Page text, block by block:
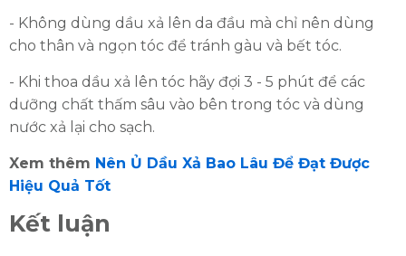
- Không dùng dầu xả lên da đầu mà chỉ nên dùng
cho thân và ngọn tóc để tránh gàu và bết tóc.
- Khi thoa dầu xả lên tóc hãy đợi 3 - 5 phút để các
dưỡng chất thấm sâu vào bên trong tóc và dùng
nước xả lại cho sạch.
Xem thêm Nên Ủ Dầu Xả Bao Lâu Để Đạt Được
Hiệu Quả Tốt
Kết luận